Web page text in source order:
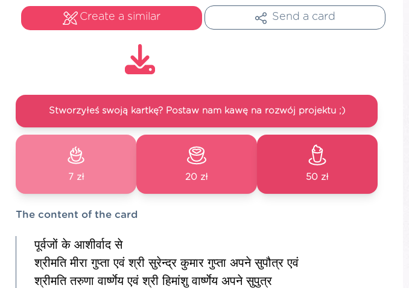
Create a similar Send a card
Stworzyłeś swoją kartkę? Postaw nam kawę na rozwój projektu ;)
7 zł 20 zł 50 zł
The content of the card
पूर्वजों के आशीर्वाद से
श्रीमति मीरा गुप्ता एवं श्री सुरेन्द्र कुमार गुप्ता अपने सुपौत्र एवं
श्रीमति तरुणा वार्ष्णेय एवं श्री हिमांशु वार्ष्णेय अपने सुपुत्र